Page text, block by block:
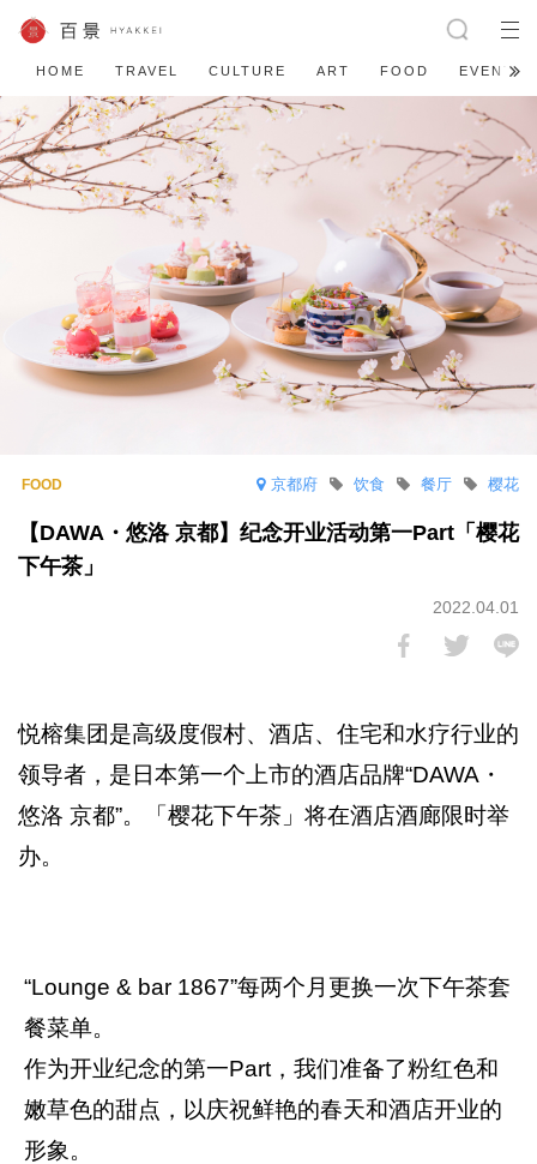
HOME TRAVEL CULTURE ART FOOD EVENT
京都府 樱花
餐厅
饮食
【DAWA・悠洛 京都】纪念开业活动第一Part「樱花
下午茶」
2022.04.01
悦榕集团是高级度假村、酒店、住宅和水疗行业的
领导者，是日本第一个上市的酒店品牌“DAWA・
悠洛 京都”。「樱花下午茶」将在酒店酒廊限时举
办。
“Lounge & bar 1867”每两个月更换一次下午茶套
餐菜单。
作为开业纪念的第一Part，我们准备了粉红色和
嫩草色的甜点，以庆祝鲜艳的春天和酒店开业的
形象。